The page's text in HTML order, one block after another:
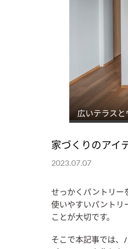
広いテラスと
家づくりのアイ
2023.07.07
せっかくパントリー
使いやすいパントリ
ことが大切です。
そこで本記事では、